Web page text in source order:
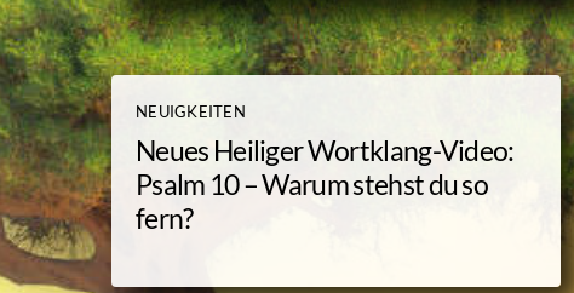
NEUIGKEITEN
Neues Heiliger Wortklang-Video:
Psalm 10 – Warum stehst du so
fern?